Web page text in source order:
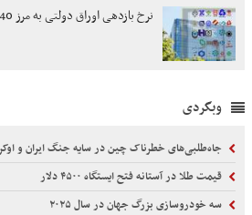
نرخ بازدهی اوراق دولتی به مرز 40 درصد رسید
وبگردی
جاه‌طلبی‌های خطرناک چین در سایه جنگ‌ ایران و
قیمت طلا در آستانه فتح ایستگاه ۴۵۰۰ دلار
سه خودروسازی بزرگ جهان در سال ۲۰۲۵